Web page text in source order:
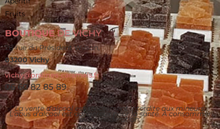
Fruits
BOUTIQUEDE VICHY
28 rue du Président Wilson,
03200 Vichy
vichy@pralines-caramels.fr
06 60 82 85 89
La vente d’alcool est strictement interdite aux mineurs.
L’abus d’alcool est dangereux pour la santé. À consommer
avec modération.